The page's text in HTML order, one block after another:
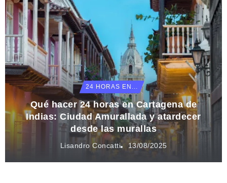
24 HORAS EN...
Qué hacer 24 horas en Cartagena de
Indias: Ciudad Amurallada y atardecer
desde las murallas
Lisandro Concatti 13/08/2025